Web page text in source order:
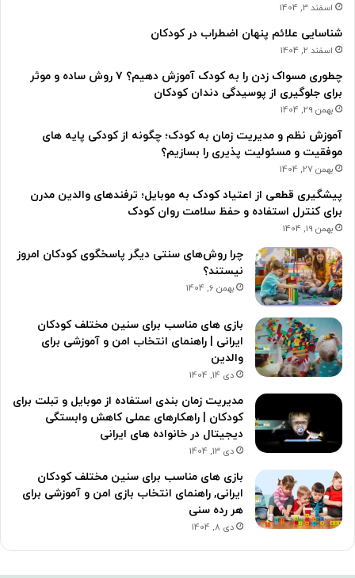
اسفند 3, 1404
شناسایی علائم پنهان اضطراب در کودکان
اسفند 2, 1404
چطوری مسواک زدن را به کودک آموزش دهیم؟ ۷ روش ساده و موثر
برای جلوگیری از پوسیدگی دندان کودکان
بهمن 29, 1404
آموزش نظم و مدیریت زمان به کودک؛ چگونه از کودکی پایه های
موفقیت و مسئولیت پذیری را بسازیم؟
بهمن 27, 1404
پیشگیری قطعی از اعتیاد کودک به موبایل؛ ترفندهای والدین مدرن
برای کنترل استفاده و حفظ سلامت روان کودک
بهمن 19, 1404
چرا روش‌های سنتی دیگر پاسخگوی کودکان امروز
نیستند؟
بهمن 6, 1404
بازی های مناسب برای سنین مختلف کودکان
ایرانی | راهنمای انتخاب امن و آموزشی برای
والدین
دی 14, 1404
مدیریت زمان بندی استفاده از موبایل و تبلت برای
کودکان | راهکارهای عملی کاهش وابستگی
دیجیتال در خانواده های ایرانی
دی 13, 1404
بازی های مناسب برای سنین مختلف کودکان
ایرانی, راهنمای انتخاب بازی امن و آموزشی برای
هر رده سنی
دی 8, 1404